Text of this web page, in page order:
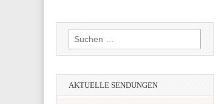
Suchen
nach:
AKTUELLE SENDUNGEN